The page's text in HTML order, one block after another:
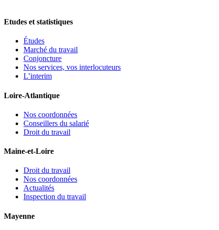
Etudes et statistiques
Études
Marché du travail
Conjoncture
Nos services, vos interlocuteurs
L’interim
Loire-Atlantique
Nos coordonnées
Conseillers du salarié
Droit du travail
Maine-et-Loire
Droit du travail
Nos coordonnées
Actualités
Inspection du travail
Mayenne